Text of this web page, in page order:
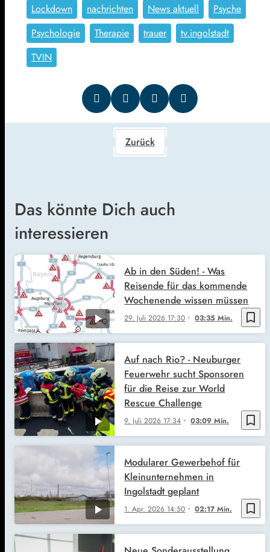
Lockdown
nachrichten News aktuell
Psyche
Psychologie
Therapie trauer
tv.ingolstadt
TVIN
Zurück
Das könnte Dich auch
interessieren
bookmark_border
29. Juli 2026 17:30 03:35 Min.
Ab in den Süden! - Was
Reisende für das kommende
Wochenende wissen müssen
bookmark_border
9. Juli 2026 17:34 03:09 Min.
Auf nach Rio? - Neuburger
Feuerwehr sucht Sponsoren
für die Reise zur World
Rescue Challenge
bookmark_border
1. Apr. 2026 14:50 02:17 Min.
Modularer Gewerbehof für
Kleinunternehmen in
Ingolstadt geplant